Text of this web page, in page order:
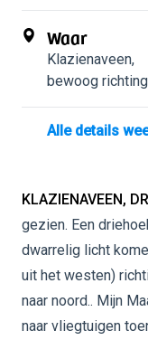
Waar
Klazienaveen,
bewoog
Alle details
KLAZIENAVEEN, DR
gezien. Een
dwarrelig licht
uit het westen)
naar noord.. Mijn
naar vliegtuigen